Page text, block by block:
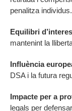
penalitza individus.
Equilibri
mantenint la
Influència
DSA i la futura
Impacte per a
legals per